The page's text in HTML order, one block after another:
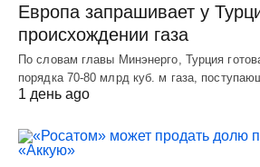
Европа запрашивает у
происхождении газа
По словам главы Минэнерго, Турция
порядка 70-80 млрд куб. м газа,
1 день ago